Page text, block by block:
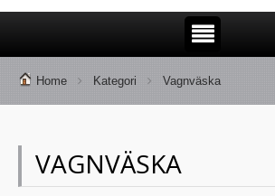
Home Kategori Vagnväska
VAGNVÄSKA